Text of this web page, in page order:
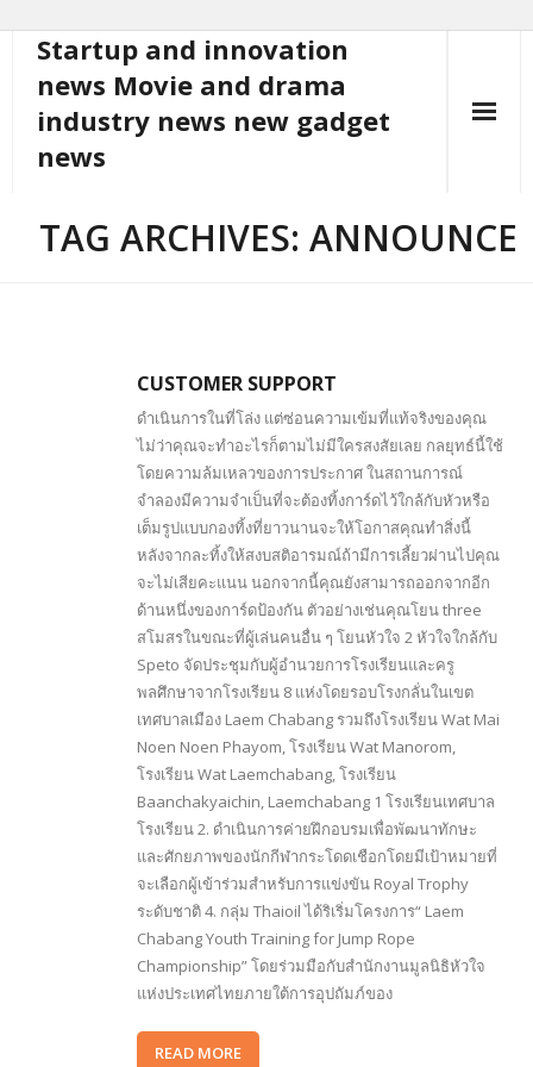
content
Startup and innovation
news Movie and drama
industry news new gadget
news
TAG ARCHIVES: ANNOUNCE
CUSTOMER SUPPORT
ดำเนินการในที่โล่ง แต่ซ่อนความเข้มที่แท้จริงของคุณ
ไม่ว่าคุณจะทำอะไรก็ตามไม่มีใครสงสัยเลย กลยุทธ์นี้ใช้
โดยความล้มเหลวของการประกาศ ในสถานการณ์
จำลองมีความจำเป็นที่จะต้องทิ้งการ์ดไว้ใกล้กับหัวหรือ
เต็มรูปแบบกองทิ้งที่ยาวนานจะให้โอกาสคุณทำสิ่งนี้
หลังจากละทิ้งให้สงบสติอารมณ์ถ้ามีการเลี้ยวผ่านไปคุณ
จะไม่เสียคะแนน นอกจากนี้คุณยังสามารถออกจากอีก
ด้านหนึ่งของการ์ดป้องกัน ตัวอย่างเช่นคุณโยน three
สโมสรในขณะที่ผู้เล่นคนอื่น ๆ โยนหัวใจ 2 หัวใจใกล้กับ
Speto จัดประชุมกับผู้อำนวยการโรงเรียนและครู
พลศึกษาจากโรงเรียน 8 แห่งโดยรอบโรงกลั่นในเขต
เทศบาลเมือง Laem Chabang รวมถึงโรงเรียน Wat Mai
Noen Noen Phayom, โรงเรียน Wat Manorom,
โรงเรียน Wat Laemchabang, โรงเรียน
Baanchakyaichin, Laemchabang 1 โรงเรียนเทศบาล
โรงเรียน 2. ดำเนินการค่ายฝึกอบรมเพื่อพัฒนาทักษะ
และศักยภาพของนักกีฬากระโดดเชือกโดยมีเป้าหมายที่
จะเลือกผู้เข้าร่วมสำหรับการแข่งขัน Royal Trophy
ระดับชาติ 4. กลุ่ม Thaioil ได้ริเริ่มโครงการ“ Laem
Chabang Youth Training for Jump Rope
Championship” โดยร่วมมือกับสำนักงานมูลนิธิหัวใจ
แห่งประเทศไทยภายใต้การอุปถัมภ์ของ
READ MORE